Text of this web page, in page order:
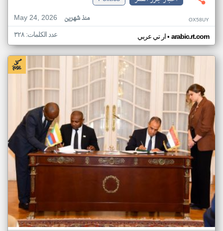
May 24, 2026
منذ شهرين OX58UY
ار تي عربي• arabic.rt.com عدد الكلمات: ٣٢٨